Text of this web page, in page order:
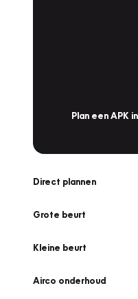
Plan een APK in
Direct plannen
Grote beurt
Kleine beurt
Airco onderhoud